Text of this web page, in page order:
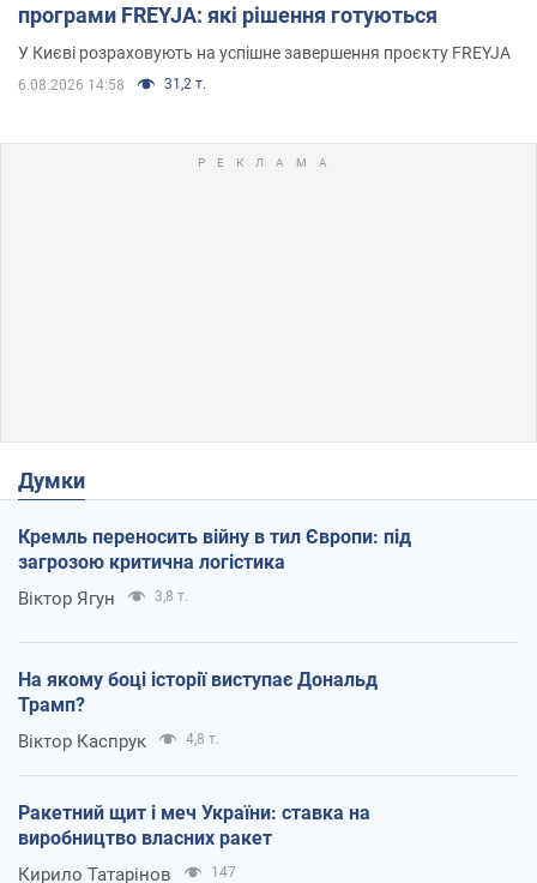
програми FREYJA: які рішення готуються
У Києві розраховують на успішне завершення проєкту FREYJA
6.08.2026 14:58 31,2 т.
Думки
Кремль переносить війну в тил Європи: під
загрозою критична логістика
Віктор Ягун 3,8 т.
На якому боці історії виступає Дональд
Трамп?
Віктор Каспрук 4,8 т.
Ракетний щит і меч України: ставка на
виробництво власних ракет
Кирило Татарінов 147